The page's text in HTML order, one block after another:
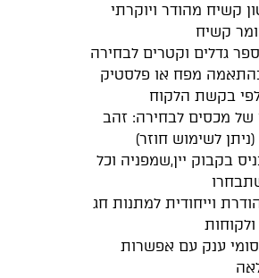
קשיח מהודר ויוקרתי
קשיח
גדלים וקטרים לבחירה
מפח או פלסטיק
בקשת הלקוח
של מכסים לבחירה: זהב
לשימוש חוזר)
בקבוק יין,שמפניה וכל
וייחודית למתנות חג
ענק עם אפשרות